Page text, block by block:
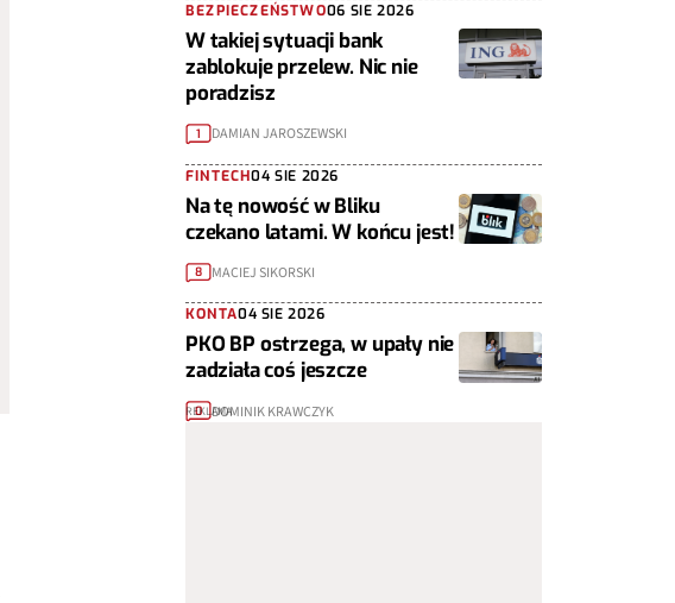
BEZPIECZEŃSTWO06 SIE 2026
W takiej sytuacji bank
zablokuje przelew. Nic nie
poradzisz
1 DAMIAN JAROSZEWSKI
FINTECH04 SIE 2026
Na tę nowość w Bliku
czekano latami. W końcu jest!
8 MACIEJ SIKORSKI
KONTA04 SIE 2026
PKO BP ostrzega, w upały nie
zadziała coś jeszcze
0 DOMINIK KRAWCZYK